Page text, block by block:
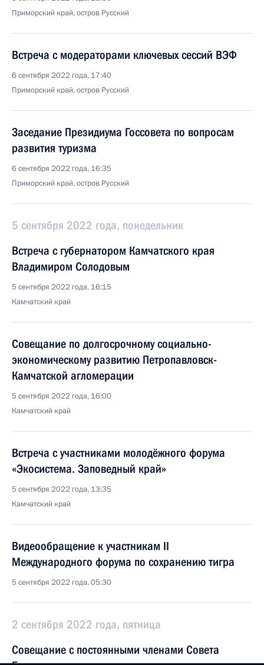
Приморский край, остров Русский
Встреча с модераторами ключевых сессий ВЭФ
6 сентября 2022 года, 17:40
Приморский край, остров Русский
Заседание Президиума Госсовета по вопросам
развития туризма
6 сентября 2022 года, 16:35
Приморский край, остров Русский
5 сентября 2022 года, понедельник
Встреча с губернатором Камчатского края
Владимиром Солодовым
5 сентября 2022 года, 16:15
Камчатский край
Совещание по долгосрочному социально-
экономическому развитию Петропавловск-
Камчатской агломерации
5 сентября 2022 года, 16:00
Камчатский край
Встреча с участниками молодёжного форума
«Экосистема. Заповедный край»
5 сентября 2022 года, 13:35
Камчатский край
Видеообращение к участникам II
Международного форума по сохранению тигра
5 сентября 2022 года, 05:30
2 сентября 2022 года, пятница
Совещание с постоянными членами Совета